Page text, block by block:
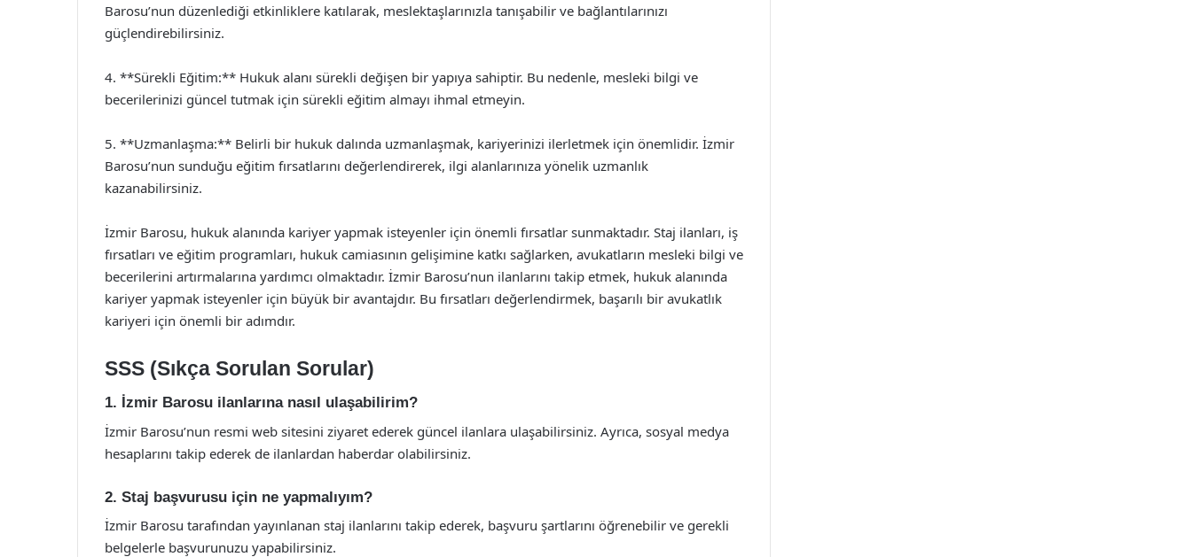
Barosu’nun düzenlediği etkinliklere katılarak, meslektaşlarınızla tanışabilir ve bağlantılarınızı
güçlendirebilirsiniz.
4. **Sürekli Eğitim:** Hukuk alanı sürekli değişen bir yapıya sahiptir. Bu nedenle, mesleki bilgi ve
becerilerinizi güncel tutmak için sürekli eğitim almayı ihmal etmeyin.
5. **Uzmanlaşma:** Belirli bir hukuk dalında uzmanlaşmak, kariyerinizi ilerletmek için önemlidir. İzmir
Barosu’nun sunduğu eğitim fırsatlarını değerlendirerek, ilgi alanlarınıza yönelik uzmanlık
kazanabilirsiniz.
İzmir Barosu, hukuk alanında kariyer yapmak isteyenler için önemli fırsatlar sunmaktadır. Staj ilanları, iş
fırsatları ve eğitim programları, hukuk camiasının gelişimine katkı sağlarken, avukatların mesleki bilgi ve
becerilerini artırmalarına yardımcı olmaktadır. İzmir Barosu’nun ilanlarını takip etmek, hukuk alanında
kariyer yapmak isteyenler için büyük bir avantajdır. Bu fırsatları değerlendirmek, başarılı bir avukatlık
kariyeri için önemli bir adımdır.
SSS (Sıkça Sorulan Sorular)
1. İzmir Barosu ilanlarına nasıl ulaşabilirim?
İzmir Barosu’nun resmi web sitesini ziyaret ederek güncel ilanlara ulaşabilirsiniz. Ayrıca, sosyal medya
hesaplarını takip ederek de ilanlardan haberdar olabilirsiniz.
2. Staj başvurusu için ne yapmalıyım?
İzmir Barosu tarafından yayınlanan staj ilanlarını takip ederek, başvuru şartlarını öğrenebilir ve gerekli
belgelerle başvurunuzu yapabilirsiniz.